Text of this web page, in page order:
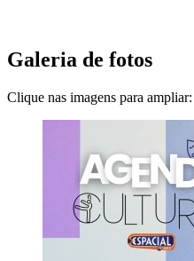
Galeria de fotos
Clique nas imagens para ampliar: